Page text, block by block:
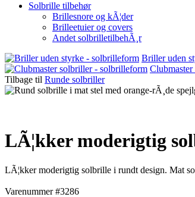
Solbrille tilbehør
Brillesnore og kÃ¦der
Brilleetuier og covers
Andet solbrilletilbehÃ¸r
Briller uden
Tilbage til Runde solbriller
LÃ¦kker moderigtig
LÃ¦kker moderigtig solbrille i rundt design. Mat
Varenummer #3286